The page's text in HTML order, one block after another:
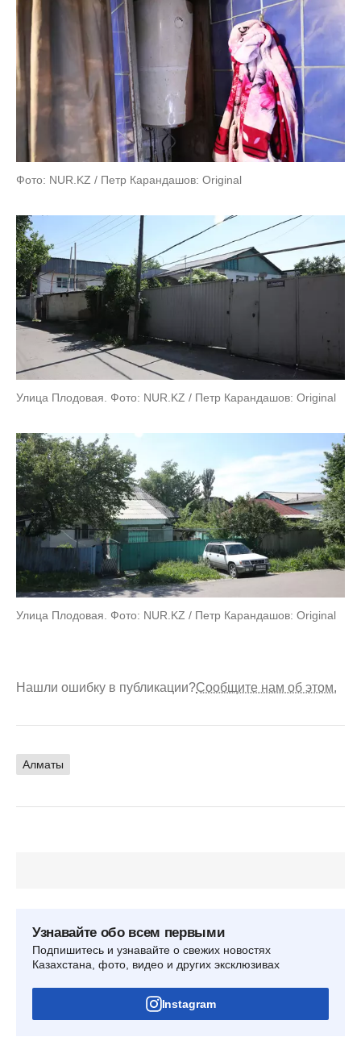
Фото: NUR.KZ / Петр Карандашов: Original
Улица Плодовая. Фото: NUR.KZ / Петр Карандашов: Original
Улица Плодовая. Фото: NUR.KZ / Петр Карандашов: Original
Нашли ошибку в публикации?Сообщите нам об этом.
Алматы
Узнавайте обо всем первыми
Подпишитесь и узнавайте о свежих новостях
Казахстана, фото, видео и других эксклюзивах
Instagram